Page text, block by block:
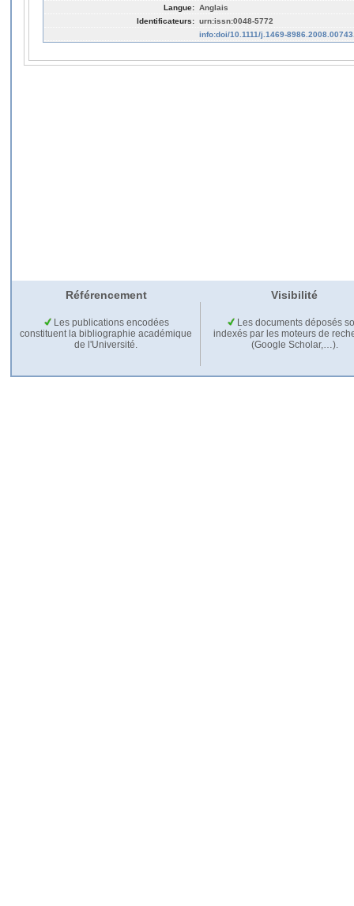
Langue: Anglais
Identificateurs: urn:issn:0048-5772
info:doi/10.1111/j.1469-
Référencement Visibilité
Les publications encodées
constituent la bibliographie académique
de l'Université.
Les documents déposés
indexés par les moteurs de
(Google Scholar,…).